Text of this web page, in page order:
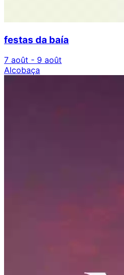
festas da baía
7 août - 9 août
Alcobaça